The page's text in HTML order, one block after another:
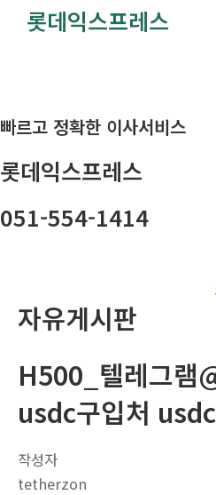
너
기
롯데익스프레스
빠르고 정확한 이사서비스
롯데익스프레스
051-554-1414
자유게시판
H500_텔레그
usdc구입처
작성자
tetherzon